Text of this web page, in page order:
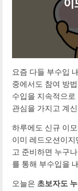
요즘 다들 부수입
중에서도 참여 방
수입을 지속적으로
관심을 가지고 계
하루에도 신규 이
이미 레드오션이지
고 준비하면 누구
를 통해 부수입을
오늘은 초보자도